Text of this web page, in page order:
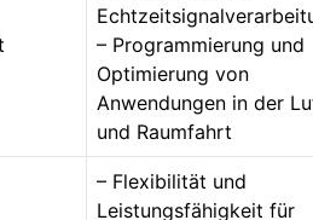
– Programmierung und
Optimierung von
Anwendungen in der
und Raumfahrt
– Flexibilität und
Leistungsfähigkeit für